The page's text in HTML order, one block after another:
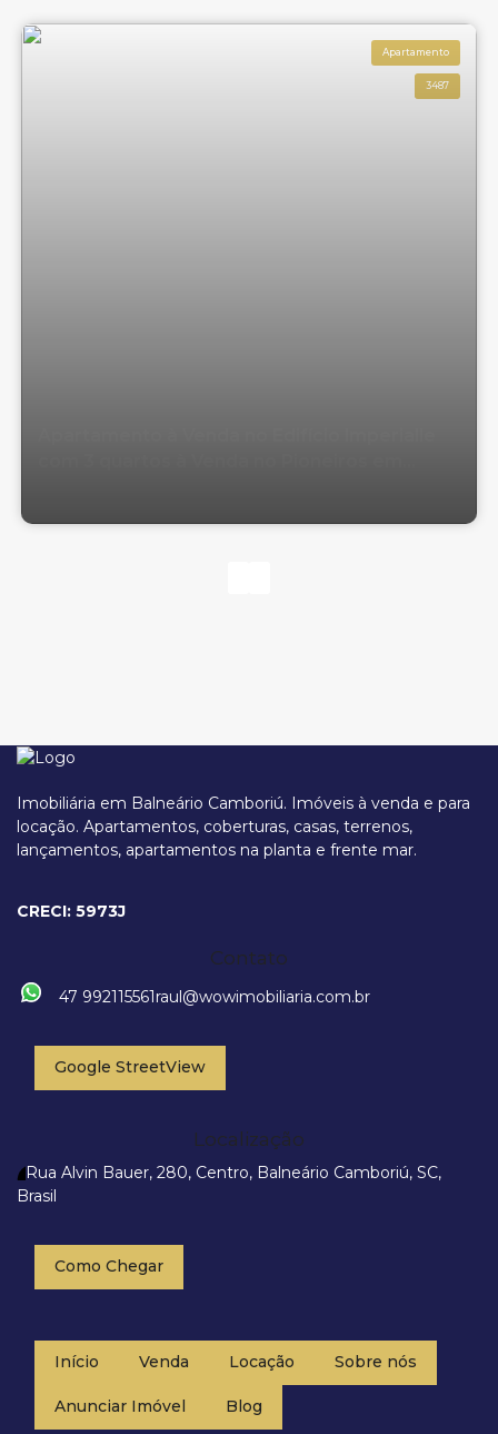
Apartamento
3487
Imobiliária em Balneário Camboriú. Imóveis à venda e para
locação. Apartamentos, coberturas, casas, terrenos,
lançamentos, apartamentos na planta e frente mar.
CRECI: 5973J
Contato
47 992115561raul@wowimobiliaria.com.br
Google StreetView
Localização
Rua Alvin Bauer, 280, Centro, Balneário Camboriú, SC,
Brasil
Como Chegar
Início Venda Locação Sobre nós
Anunciar Imóvel Blog